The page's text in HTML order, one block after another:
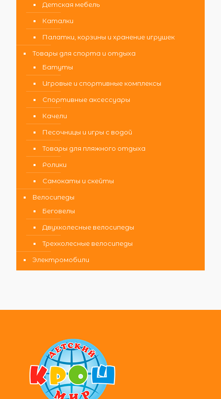
Детская мебель
Каталки
Палатки, корзины и хранение игрушек
Товары для спорта и отдыха
Батуты
Игровые и спортивные комплексы
Спортивные аксессуары
Качели
Песочницы и игры с водой
Товары для пляжного отдыха
Ролики
Самокаты и скейты
Велосипеды
Беговелы
Двухколесные велосипеды
Трехколесные велосипеды
Электромобили